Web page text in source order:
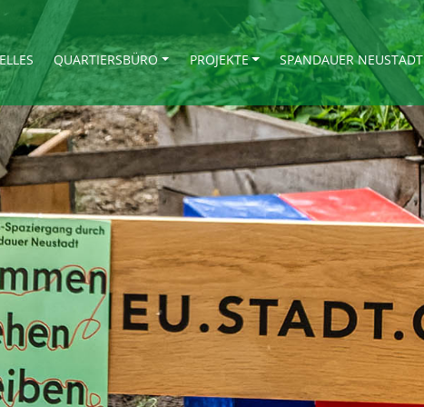
QUARTIERSBÜRO PROJEKTE SPANDAUER NEUSTADT